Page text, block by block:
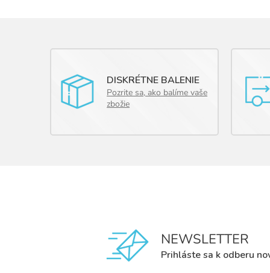
DISKRÉTNE BALENIE
Pozrite sa, ako balíme vaše
zbožie
NEWSLETTER
Prihláste sa k odberu